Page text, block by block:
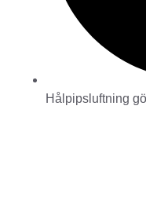
Hålpipsluftning